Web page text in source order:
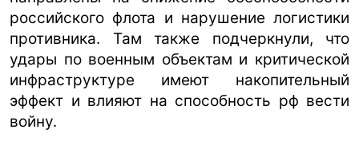
российского флота и нарушение логистики
противника. Там также подчеркнули, что
удары по военным объектам и критической
инфраструктуре имеют накопительный
эффект и влияют на способность рф вести
войну.